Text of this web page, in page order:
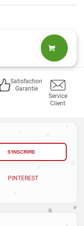
Satisfaction
Garantie
Service
Client
S'INSCRIRE
PINTEREST